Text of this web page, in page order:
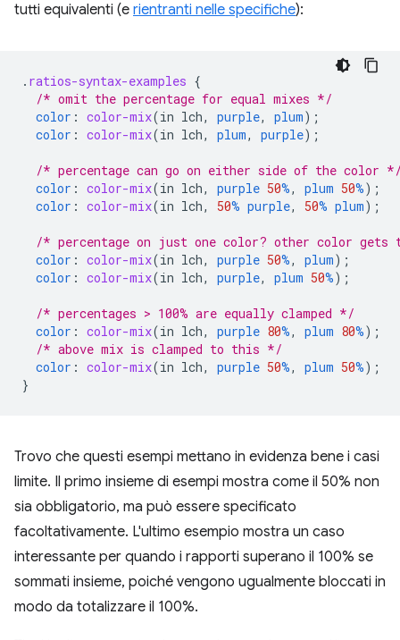
tutti equivalenti (e rientranti nelle specifiche):
. ratios-syntax-examples {
/* omit the percentage for equal mixes */
color : color-mix(in lch, purple, plum);
color : color-mix(in lch, plum, purple);
/* percentage can go on either side of the color
color : color-mix(in lch, purple 50%, plum 50%);
color : color-mix(in lch, 50% purple, 50% plum);
/* percentage on just one color? other color gets
color : color-mix(in lch, purple 50%, plum);
color : color-mix(in lch, purple, plum 50%);
/* percentages > 100% are equally clamped */
color : color-mix(in lch, purple 80%, plum 80%);
/* above mix is clamped to this */
color : color-mix(in lch, purple 50%, plum 50%);
}
Trovo che questi esempi mettano in evidenza bene i casi
limite. Il primo insieme di esempi mostra come il 50% non
sia obbligatorio, ma può essere specificato
facoltativamente. L'ultimo esempio mostra un caso
interessante per quando i rapporti superano il 100% se
sommati insieme, poiché vengono ugualmente bloccati in
modo da totalizzare il 100%.